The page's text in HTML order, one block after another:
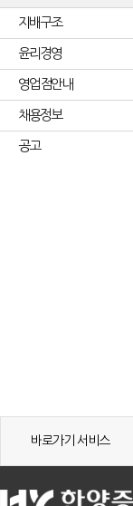
지배구조
윤리경영
영업점안내
채용정보
공고
바로가기 서비스